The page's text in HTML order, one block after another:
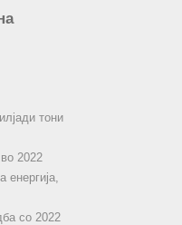
тони
2022
енергија,
со 2022